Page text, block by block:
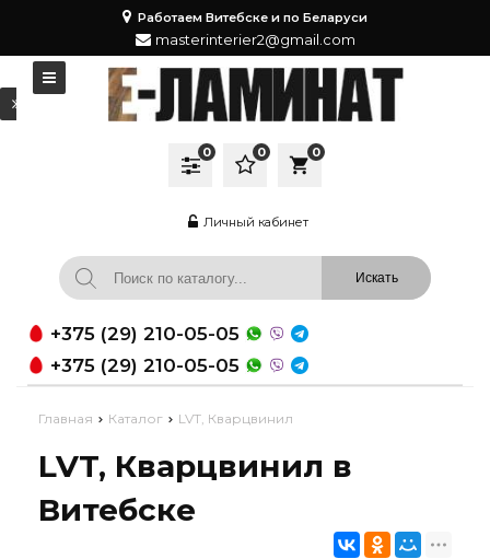
Работаем Витебске и по Беларуси
masterinterier2@gmail.com
local_grocery_store
0
0
0
+375 (29) 210-05-05
+375 (29) 210-05-05
Личный кабинет
Главная Каталог LVT, Кварцвинил
LVT, Кварцвинил в
Витебске